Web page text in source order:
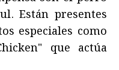
Están presentes
especiales como
que actúa